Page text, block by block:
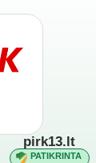
pirk13.lt
PATIKRINTA